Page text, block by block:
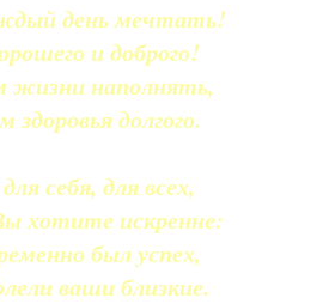
день мечтать!
и доброго!
жизни наполнять,
здоровья долгого.
себя, для всех,
хотите искренне:
был успех,
ваши близкие.